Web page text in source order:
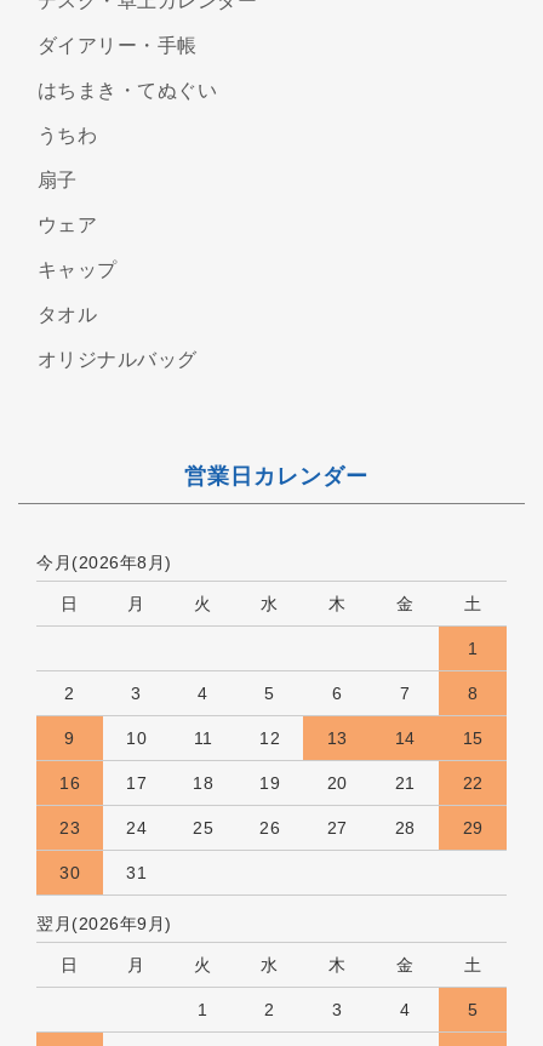
ダイアリー・手帳
はちまき・てぬぐい
うちわ
扇子
ウェア
キャップ
タオル
オリジナルバッグ
営業日カレンダー
今月(2026年8月)
日 月 火 水 木 金 土
1
2 3 4 5 6 7 8
9 10 11 12 13 14 15
16 17 18 19 20 21 22
23 24 25 26 27 28 29
30 31
翌月(2026年9月)
日 月 火 水 木 金 土
1 2 3 4 5